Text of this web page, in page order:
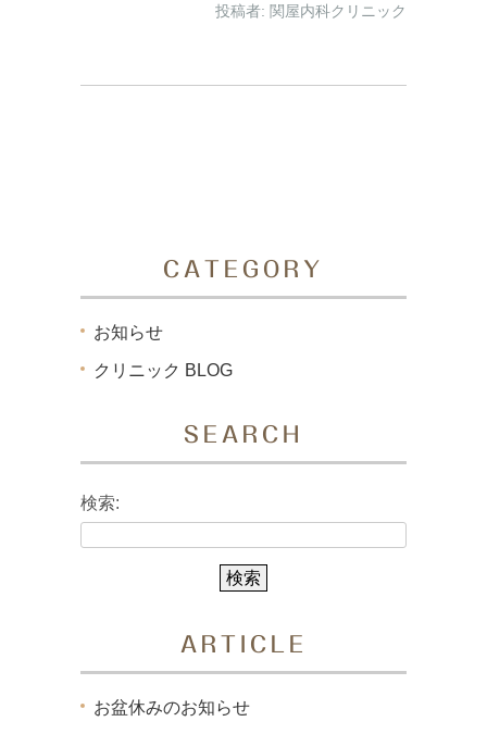
投稿者: 関屋内科クリニック
CATEGORY
お知らせ
クリニック BLOG
SEARCH
検索:
ARTICLE
お盆休みのお知らせ